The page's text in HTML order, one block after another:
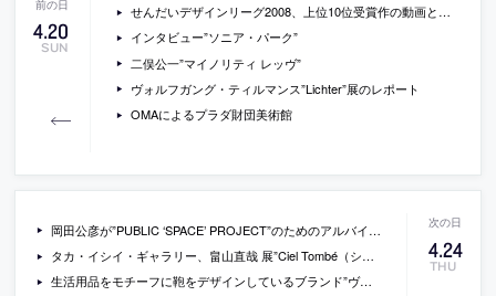
4.20
SUN
せんだいデザインリーグ2008、上位10位受賞作の動画と写真
インタビュー”ソニア・パーク”
二俣公一”マイノリティ レッヴ”
ヴォルフガング・ティルマンス”Lichter”展のレポート
OMAによるプラダ財団美術館
4.24
THU
岡田公彦が”PUBLIC ‘SPACE’ PROJECT”のためのアルバイトとボランティアを募集
タカ・イシイ・ギャラリー、畠山直哉 展”Ciel Tombé（シエル・トンベ）”
生活用品をモチーフに鞄をデザインしているブランド”ヴァッセル”